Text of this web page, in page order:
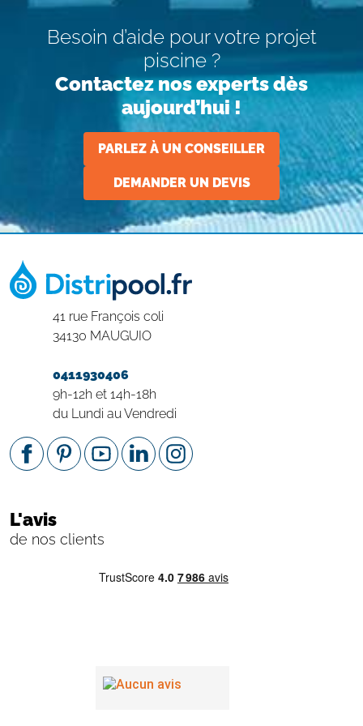
Besoin d’aide pour votre projet
piscine ?
Contactez nos experts dès
aujourd’hui !
PARLEZ À UN CONSEILLER
DEMANDER UN DEVIS
41 rue François coli
34130 MAUGUIO
0411930406
9h-12h et 14h-18h
du Lundi au Vendredi
L'avis
de nos clients